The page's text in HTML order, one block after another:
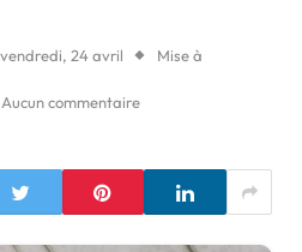
vendredi, 24 avril Mise à
Aucun commentaire